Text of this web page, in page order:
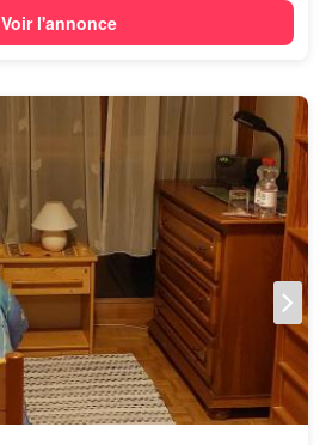
Voir l'annonce